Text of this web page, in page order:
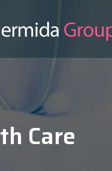
Care